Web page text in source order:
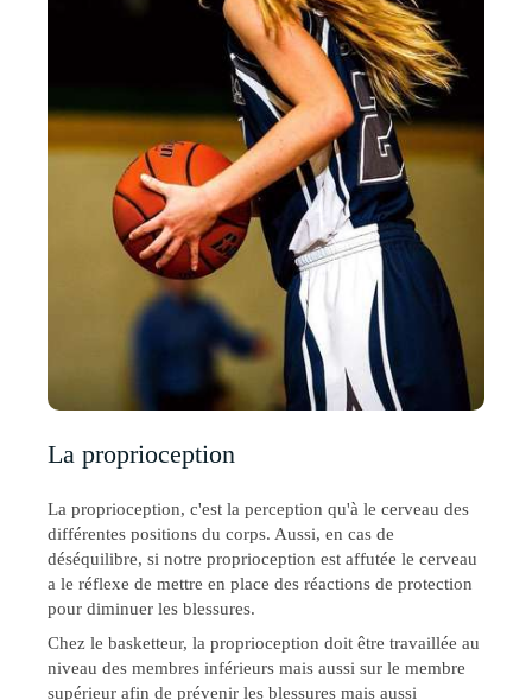
La proprioception
La proprioception, c'est la perception qu'à le cerveau des
différentes positions du corps. Aussi, en cas de
déséquilibre, si notre proprioception est affutée le cerveau
a le réflexe de mettre en place des réactions de protection
pour diminuer les blessures.
Chez le basketteur, la proprioception doit être travaillée au
niveau des membres inférieurs mais aussi sur le membre
supérieur afin de prévenir les blessures mais aussi